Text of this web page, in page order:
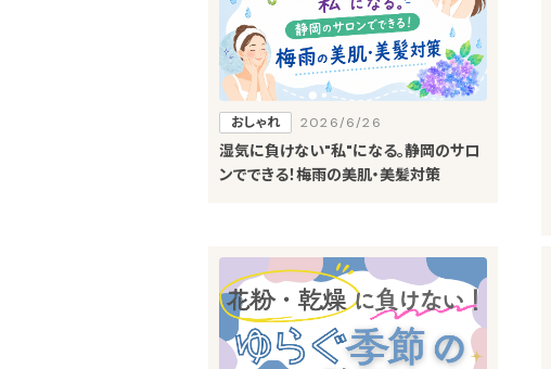
おしゃれ 2026/6/26
湿気に負けない"私"になる。静岡のサロ
ンでできる！梅雨の美肌・美髪対策